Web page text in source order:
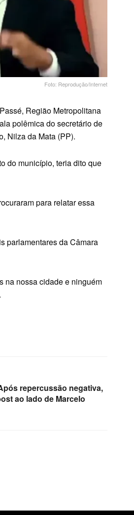
Foto: Reprodução/Internet
Região Metropolitana
polêmica do secretário de
Nilza da Mata (PP).
do município, teria dito que
para relatar essa
parlamentares da Câmara
na nossa cidade e ninguém
repercussão negativa,
ao lado de Marcelo